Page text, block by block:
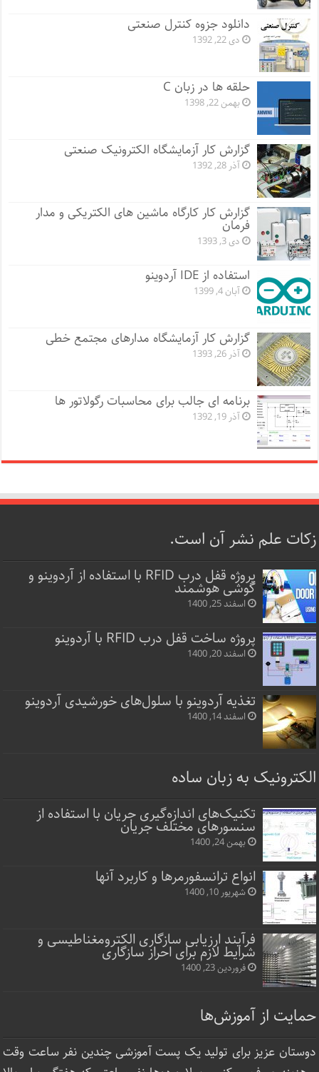
دانلود جزوه کنترل صنعتی
دی 22, 1392
حلقه ها در زبان C
بهمن 22, 1398
گزارش کار آزمایشگاه الکترونیک صنعتی
آذر 28, 1392
گزارش کار کارگاه ماشین های الکتریکی و مدار
فرمان
دی 3, 1393
استفاده از IDE آردوینو
آبان 4, 1399
گزارش کار آزمایشگاه مدارهای مجتمع خطی
آذر 26, 1393
برنامه ای جالب برای محاسبات رگولاتور ها
آذر 19, 1392
زکات علم نشر آن است.
پروژه قفل‌ درب RFID با استفاده از آردوینو و
گوشی هوشمند
اسفند 25, 1400
پروژه ساخت قفل‌ درب RFID با آردوینو
اسفند 20, 1400
تغذیه آردوینو با سلول‌های خورشیدی آردوینو
اسفند 14, 1400
الکترونیک به زبان ساده
تکنیک‌های اندازه‌گیری جریان با استفاده از
سنسورهای مختلف جریان
بهمن 24, 1400
انواع ترانسفورمرها و کاربرد آنها
شهریور 10, 1400
فرآیند ارزیابی سازگاری الکترومغناطیسی و
شرایط لازم برای احراز سازگاری
فروردین 23, 1400
حمایت از آموزش‌ها
دوستان عزیز برای تولید یک پست آموزشی چندین نفر ساعت‌ وقت